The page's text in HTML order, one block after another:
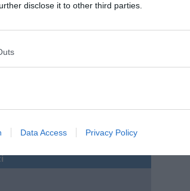
disclose it to other third parties.
Data Access Privacy Policy